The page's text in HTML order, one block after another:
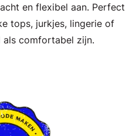
en flexibel aan. Perfect
tops, jurkjes, lingerie of
comfortabel zijn.